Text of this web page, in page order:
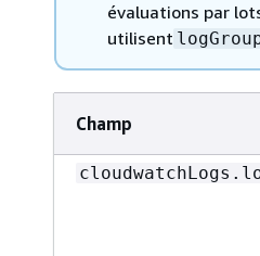
évaluations par
utilisent
Champ